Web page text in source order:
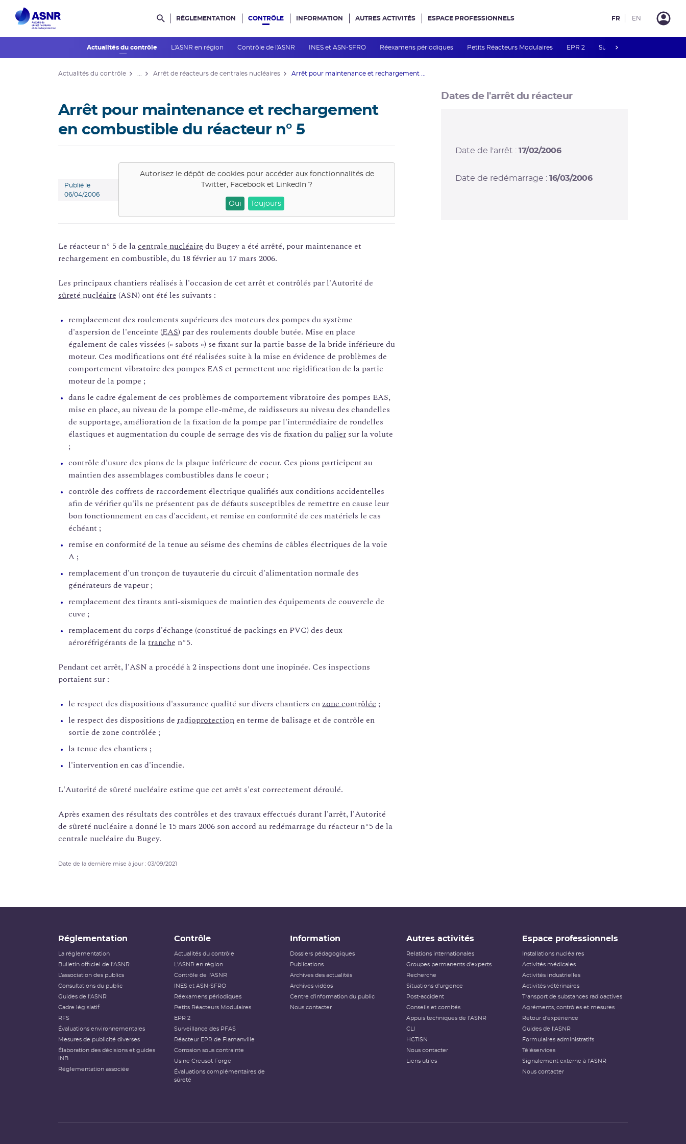
Rechercher dans le site
RÉGLEMENTATION CONTRÔLE
Actualités du contrôle L'ASNR en région Contrôle de l'ASNR INES et ASN-SFRO Réexamens périodiques Petits Réacteurs Modulaires EPR 2 Surveillance des PFAS
INFORMATION AUTRES ACTIVITÉS ESPACE PROFESSIONNELS FR EN
Actualités du contrôle Arrêt de réacteurs de centrales nucléaires Arrêt pour maintenance et rechargement ...
Arrêt pour maintenance et rechargement
en combustible du réacteur n° 5
Publié le
06/04/2006
Autorisez le dépôt de cookies pour accéder aux fonctionnalités de
Twitter, Facebook et LinkedIn ?
Oui Toujours
Le réacteur n° 5 de lacentrale nucléairedu Bugey a été arrêté, pour maintenance et
rechargement en combustible, du 18 février au 17 mars 2006.
Les principaux chantiers réalisés à l'occasion de cet arrêt et contrôlés par l'Autorité de
sûreté nucléaire (ASN) ont été les suivants :
remplacement des roulements supérieurs des moteurs des pompes du système
d'aspersion de l'enceinte (EAS) par des roulements double butée. Mise en place
également de cales vissées (« sabots ») se fixant sur la partie basse de la bride inférieure du
moteur. Ces modifications ont été réalisées suite à la mise en évidence de problèmes de
comportement vibratoire des pompes EAS et permettent une rigidification de la partie
moteur de la pompe ;
dans le cadre également de ces problèmes de comportement vibratoire des pompes EAS,
mise en place, au niveau de la pompe elle-même, de raidisseurs au niveau des chandelles
de supportage, amélioration de la fixation de la pompe par l'intermédiaire de rondelles
élastiques et augmentation du couple de serrage des vis de fixation du palier sur la volute
;
contrôle d'usure des pions de la plaque inférieure de coeur. Ces pions participent au
maintien des assemblages combustibles dans le coeur ;
contrôle des coffrets de raccordement électrique qualifiés aux conditions accidentelles
afin de vérifier qu'ils ne présentent pas de défauts susceptibles de remettre en cause leur
bon fonctionnement en cas d'accident, et remise en conformité de ces matériels le cas
échéant ;
remise en conformité de la tenue au séisme des chemins de câbles électriques de la voie
A ;
remplacement d'un tronçon de tuyauterie du circuit d'alimentation normale des
générateurs de vapeur ;
remplacement des tirants anti-sismiques de maintien des équipements de couvercle de
cuve ;
remplacement du corps d'échange (constitué de packings en PVC) des deux
aéroréfrigérants de latranche n°5.
Pendant cet arrêt, l'ASN a procédé à 2 inspections dont une inopinée. Ces inspections
portaient sur :
le respect des dispositions d'assurance qualité sur divers chantiers enzone contrôlée ;
le respect des dispositions de radioprotectionen terme de balisage et de contrôle en
sortie de zone contrôlée ;
la tenue des chantiers ;
l'intervention en cas d'incendie.
L'Autorité de sûreté nucléaire estime que cet arrêt s'est correctement déroulé.
Après examen des résultats des contrôles et des travaux effectués durant l'arrêt, l'Autorité
de sûreté nucléaire a donné le 15 mars 2006 son accord au redémarrage du réacteur n°5 de la
centrale nucléaire du Bugey.
Date de la dernière mise à jour : 03/09/2021
Dates de l'arrêt du réacteur
Date de l'arrêt : 17/02/2006
Date de redémarrage : 16/03/2006
Réglementation
La réglementation
Bulletin officiel de l'ASNR
L’association des publics
Consultations du public
Guides de l'ASNR
Cadre législatif
RFS
Évaluations environnementales
Mesures de publicité diverses
Élaboration des décisions et guides
INB
Réglementation associée
Contrôle
Actualités du contrôle
L'ASNR en région
Contrôle de l'ASNR
INES et ASN-SFRO
Réexamens périodiques
Petits Réacteurs Modulaires
EPR 2
Surveillance des PFAS
Réacteur EPR de Flamanville
Corrosion sous contrainte
Usine Creusot Forge
Évaluations complémentaires de
sûreté
Information
Dossiers pédagogiques
Publications
Archives des actualités
Archives vidéos
Centre d'information du public
Nous contacter
Autres activités
Relations internationales
Groupes permanents d'experts
Recherche
Situations d'urgence
Post-accident
Conseils et comités
Appuis techniques de l'ASNR
CLI
HCTISN
Nous contacter
Liens utiles
Espace professionnels
Installations nucléaires
Activités médicales
Activités industrielles
Activités vétérinaires
Transport de substances radioactives
Agréments, contrôles et mesures
Retour d'expérience
Guides de l'ASNR
Formulaires administratifs
Téléservices
Signalement externe à l'ASNR
Nous contacter